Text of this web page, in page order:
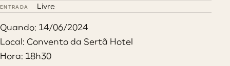
ENTRADA Livre
Quando: 14/06/2024
Local: Convento da Sertã Hotel
Hora: 18h30